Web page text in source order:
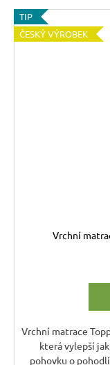
TIP
ČESKÝ VÝROBEK
Vrchní
Vrchní matrace
která vylepší
pohovku o